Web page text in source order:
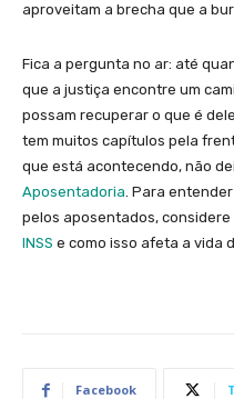
aproveitam a brecha que a
Fica a pergunta no ar: até
que a justiça encontre um
possam recuperar o que é
tem muitos capítulos pela
que está acontecendo, não
Aposentadoria. Para
pelos aposentados, considere
INSS e como isso afeta a vida
Facebook